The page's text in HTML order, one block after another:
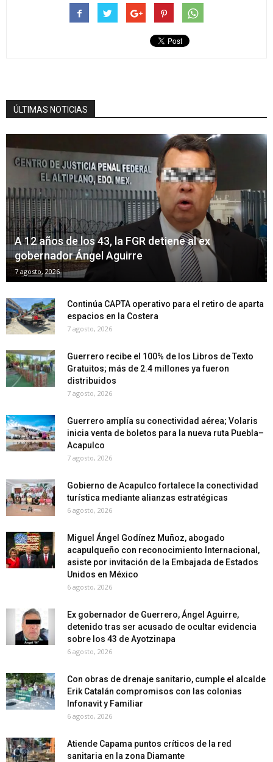
ÚLTIMAS NOTICIAS
A 12 años de los 43, la FGR detiene al ex
gobernador Ángel Aguirre
7 agosto, 2026
Continúa CAPTA operativo para el retiro de aparta
espacios en la Costera
7 agosto, 2026
Guerrero recibe el 100% de los Libros de Texto
Gratuitos; más de 2.4 millones ya fueron
distribuidos
7 agosto, 2026
Guerrero amplía su conectividad aérea; Volaris
inicia venta de boletos para la nueva ruta Puebla–
Acapulco
7 agosto, 2026
Gobierno de Acapulco fortalece la conectividad
turística mediante alianzas estratégicas
6 agosto, 2026
Miguel Ángel Godínez Muñoz, abogado
acapulqueño con reconocimiento Internacional,
asiste por invitación de la Embajada de Estados
Unidos en México
6 agosto, 2026
Ex gobernador de Guerrero, Ángel Aguirre,
detenido tras ser acusado de ocultar evidencia
sobre los 43 de Ayotzinapa
6 agosto, 2026
Con obras de drenaje sanitario, cumple el alcalde
Erik Catalán compromisos con las colonias
Infonavit y Familiar
6 agosto, 2026
Atiende Capama puntos críticos de la red
sanitaria en la zona Diamante